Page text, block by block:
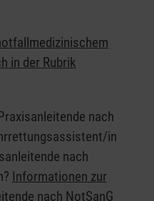
in der Rubrik
nach
in
nach
Informationen zur
nach NotSanG